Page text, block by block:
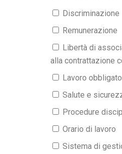
Discriminazione
Remunerazione
Libertà di
alla contrattazione
Lavoro obbligato
Salute e
Procedure
Orario di lavoro
Sistema di